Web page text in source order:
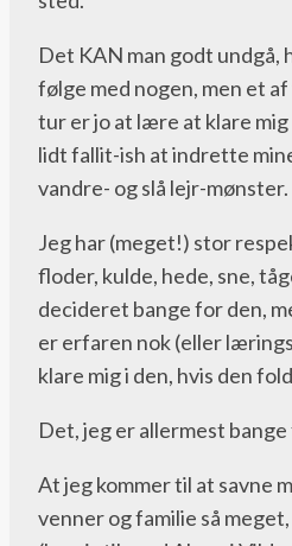
Det KAN man godt undgå,
følge med nogen, men et
tur er jo at lære at klare
lidt fallit-ish at indrette
vandre- og slå lejr-mønster.
Jeg har (meget!) stor
floder, kulde, hede, sne,
decideret bange for den,
er erfaren nok (eller
klare mig i den, hvis den
Det, jeg er allermest
At jeg kommer til at savne
venner og familie så